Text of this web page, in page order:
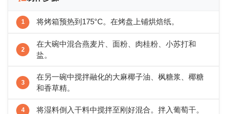
将烤箱预热到175°C。在烤盘上铺烘焙纸。
在大碗中混合燕麦片、面粉、肉桂粉、小苏打和
盐。
在另一碗中搅拌融化的大麻椰子油、枫糖浆、椰糖
和香草精。
将湿料倒入干料中搅拌至刚好混合。拌入葡萄干。